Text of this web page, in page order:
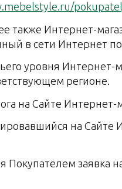
также Интернет-
в сети Интернет по
уровня Интернет-
регионе.
на Сайте Интернет-
на Сайте
заявка